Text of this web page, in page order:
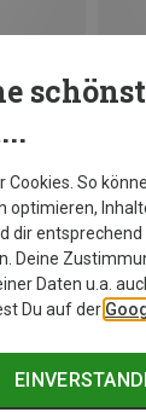
Cookies. So
optimieren,
dir
Deine
Daten u.a.
Du auf der